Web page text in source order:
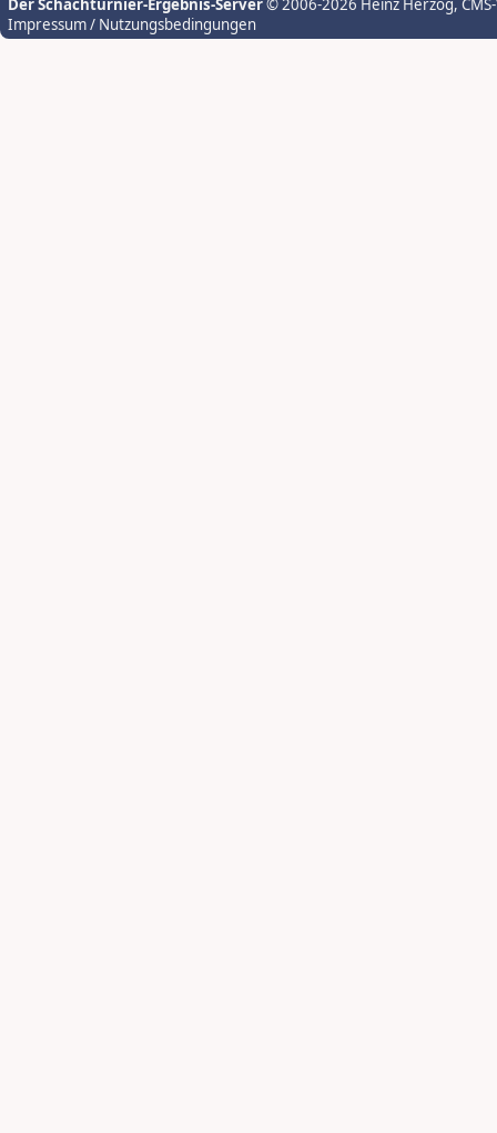
Der Schachturnier-Ergebnis-Server© 2006-2026 Heinz Herzog,
Impressum / Nutzungsbedingungen